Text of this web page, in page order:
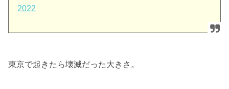
2022
東京で起きたら壊滅だった大きさ。